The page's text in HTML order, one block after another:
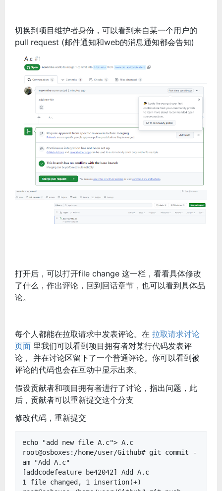
切换到项目维护者身份，可以看到来自某一个用户的
pull request (邮件通知和web的消息通知都会告知)
打开后，可以打开file change 这一栏，看看具体修改
了什么，作出评论，回到回话章节，也可以看到具体品
论。
每个人都能在拉取请求中发表评论。在 拉取请求讨论
页面 里我们可以看到项目拥有者对某行代码发表评
论， 并在讨论区留下了一个普通评论。你可以看到被
评论的代码也会在互动中显示出来。
假设贡献者和项目拥有者进行了讨论，指出问题，此
后，贡献者可以重新提交这个分支
修改代码，重新提交
echo "add new file A.c"> A.c
root@osboxes:/home/user/Github# git commit -
am "Add A.c"
[addcodefeature be42042] Add A.c
1 file changed, 1 insertion(+)